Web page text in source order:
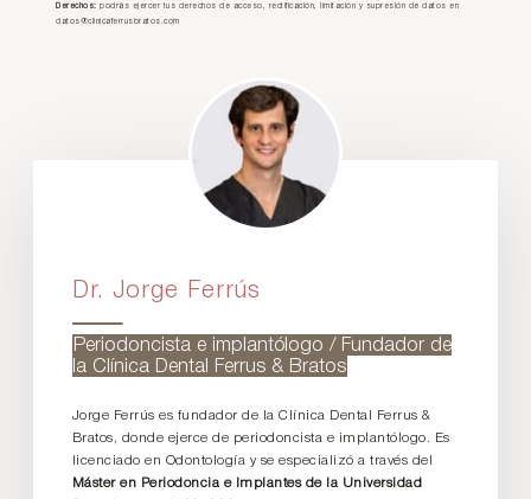
Derechos: podrás ejercer tus derechos de acceso, rectificación, limitación y supresión de datos en
datos@clinicaferrusbratos.com
Dr. Jorge Ferrús
Periodoncista e implantólogo / Fundador de
la Clínica Dental Ferrus & Bratos
Jorge Ferrús es fundador de la Clínica Dental Ferrus &
Bratos, donde ejerce de periodoncista e implantólogo. Es
licenciado en Odontología y se especializó a través del
Máster en Periodoncia e Implantes de la Universidad